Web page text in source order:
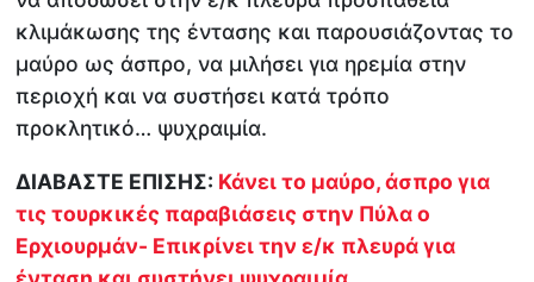
κλιμάκωσης της έντασης και παρουσιάζοντας το
μαύρο ως άσπρο, να μιλήσει για ηρεμία στην
περιοχή και να συστήσει κατά τρόπο
προκλητικό… ψυχραιμία.
ΔΙΑΒΑΣΤΕ ΕΠΙΣΗΣ: Κάνει το μαύρο, άσπρο για
τις τουρκικές παραβιάσεις στην Πύλα ο
Ερχιουρμάν- Επικρίνει την ε/κ πλευρά για